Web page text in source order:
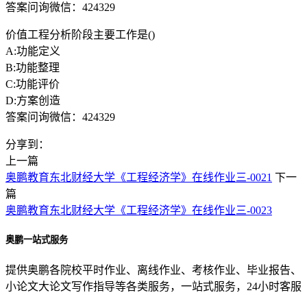
答案问询微信：424329
价值工程分析阶段主要工作是()
A:功能定义
B:功能整理
C:功能评价
D:方案创造
答案问询微信：424329
分享到：
上一篇
奥鹏教育东北财经大学《工程经济学》在线作业三-0021 下一
篇
奥鹏教育东北财经大学《工程经济学》在线作业三-0023
奥鹏一站式服务
提供奥鹏各院校平时作业、离线作业、考核作业、毕业报告、
小论文大论文写作指导等各类服务，一站式服务，24小时客服